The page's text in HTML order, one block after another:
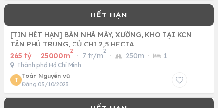
[TIN HẾT HẠN] BÁN NHÀ MÁY, XƯỞNG, KHO TẠI KCN
TÂN PHÚ TRUNG, CỦ CHI 2,5 HECTA
265 tỷ · 25000m
2
· 7 tr/m
2
· 250m · 1
Thành phố Hồ Chí Minh
T
Toàn Nguyễn vũ
Đăng 05/10/2023